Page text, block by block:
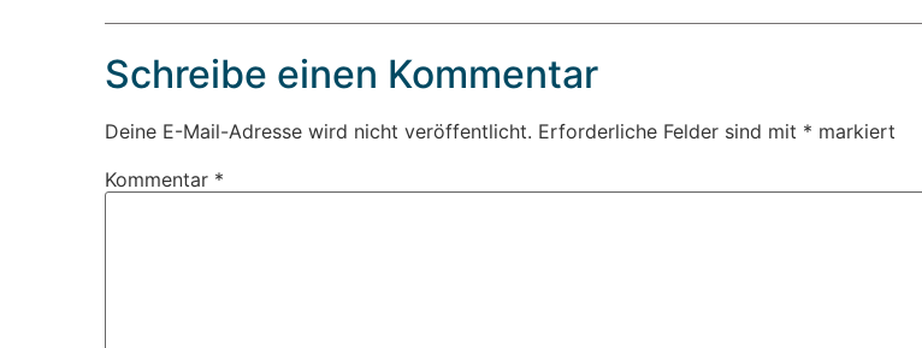
Schreibe einen Kommentar
Deine E-Mail-Adresse wird nicht veröffentlicht. Erforderliche Felder sind mit * markiert
Kommentar *